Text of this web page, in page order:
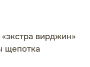
вирджин»
щепотка